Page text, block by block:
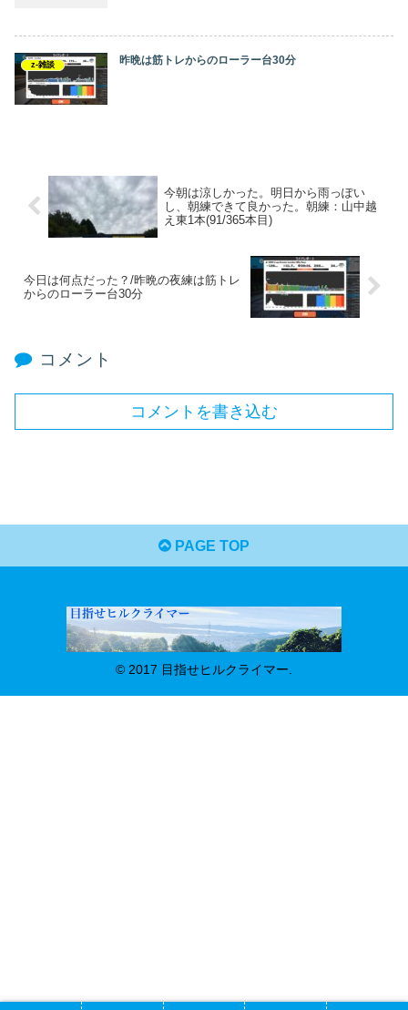
z-雑談 昨晩は筋トレからのローラー台30分
今朝は涼しかった。明日から雨っぽい
し、朝練できて良かった。朝練：山中越
え東1本(91/365本目)
今日は何点だった？/昨晩の夜練は筋トレ
からのローラー台30分
コメント
コメントを書き込む
PAGE TOP
© 2017 目指せヒルクライマー.